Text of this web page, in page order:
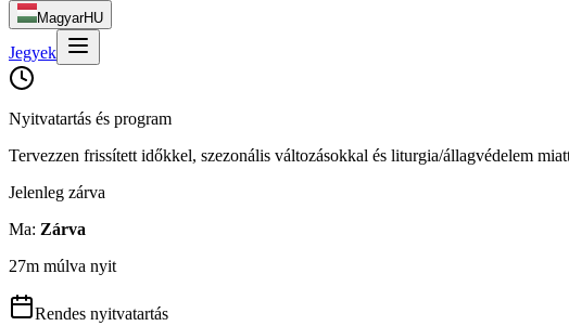
MagyarHU
Jegyek
Nyitvatartás és program
Tervezzen frissített időkkel, szezonális változásokkal és liturgia/állagvédelem
Jelenleg zárva
Ma: Zárva
27m múlva nyit
Rendes nyitvatartás